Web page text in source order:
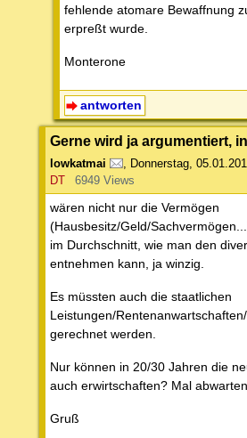
fehlende atomare Bewaffnung
erpreßt wurde.
Monterone
antworten
Gerne wird ja argumentiert,
lowkatmai , Donnerstag,
DT
6949 Views
wären nicht nur die Vermögen
(Hausbesitz/Geld/
im Durchschnitt, wie man den
entnehmen kann, ja winzig.
Es müssten auch die staatlichen
Leistungen/
gerechnet werden.
Nur können in 20/30 Jahren die
auch erwirtschaften? Mal abwarten.
Gruß